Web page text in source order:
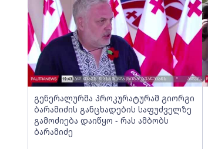
გენერალურმა პროკურატურამ გიორგი
ბარამიძის განცხადების საფუძველზე
გამოძიება დაიწყო - რას ამბობს
ბარამიძე